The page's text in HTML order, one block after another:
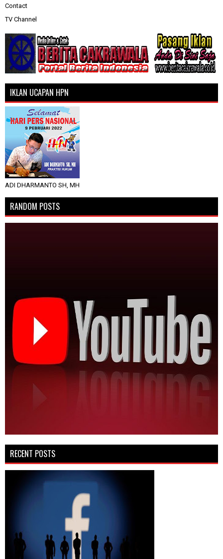
Contact
TV Channel
IKLAN UCAPAN HPN
ADI DHARMANTO SH, MH
RANDOM POSTS
RECENT POSTS